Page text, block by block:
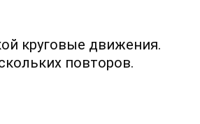
круговые движения.
повторов.